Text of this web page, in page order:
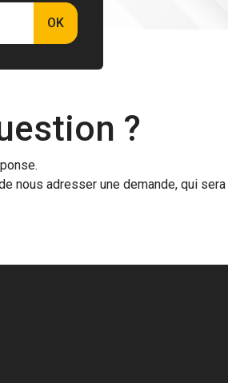
OK
?
nous adresser une demande, qui sera